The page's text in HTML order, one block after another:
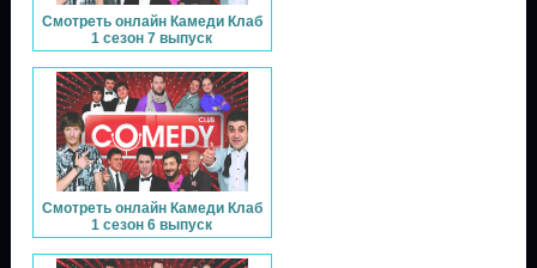
Смотреть онлайн Камеди Клаб
1 сезон 7 выпуск
Смотреть онлайн Камеди Клаб
1 сезон 6 выпуск